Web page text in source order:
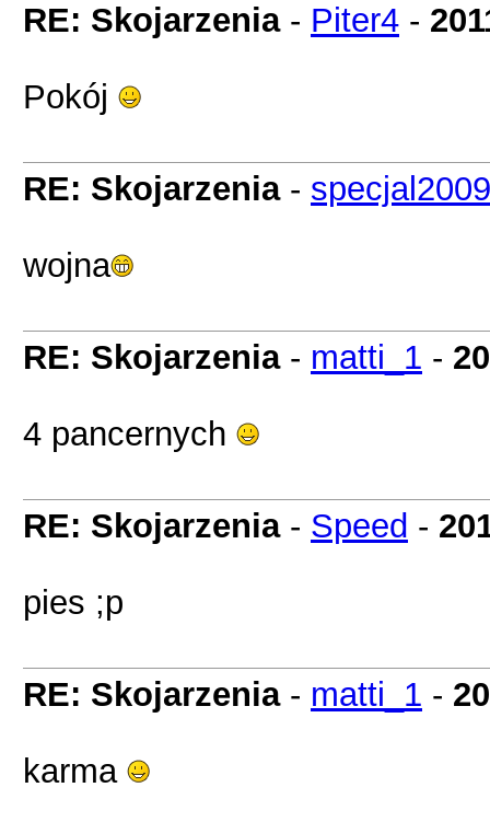
RE: Skojarzenia- Piter4 -
Pokój
RE: Skojarzenia- specjal2009
wojna
RE: Skojarzenia- matti_1 -
4 pancernych
RE: Skojarzenia- Speed -
pies ;p
RE: Skojarzenia- matti_1 -
karma